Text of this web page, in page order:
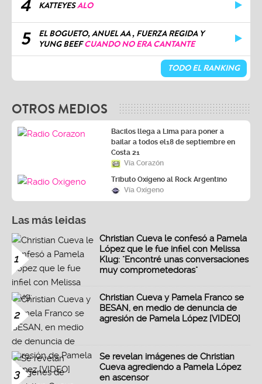
4 KATTEYESALO
5
EL BOGUETO, ANUEL AA , FUERZA REGIDA Y
YUNG BEEFCUANDO NO ERA CANTANTE
TODO EL RANKING
OTROS MEDIOS
Bacilos llega a Lima para poner a
bailar a todos el18 de septiembre en
Costa 21
Vía Corazón
Tributo Oxígeno al Rock Argentino
Vía Oxígeno
Las más leidas
1
Christian Cueva le confesó a Pamela
López que le fue infiel con Melissa
Klug: "Encontré unas conversaciones
muy comprometedoras"
2
Christian Cueva y Pamela Franco se
BESAN, en medio de denuncia de
agresión de Pamela López [VIDEO]
3
Se revelan imágenes de Christian
Cueva agrediendo a Pamela López
en ascensor